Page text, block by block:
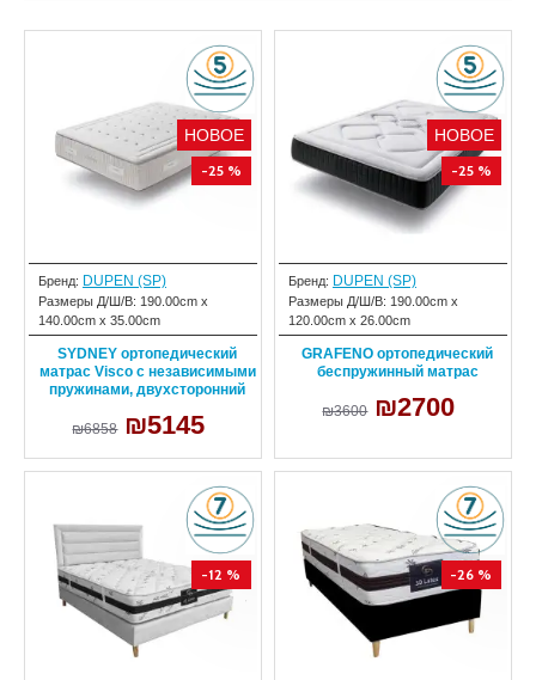
НОВОЕ
-25 %
Бренд: DUPEN (SP)
Размеры Д/Ш/В: 190.00cm x
140.00cm x 35.00cm
SYDNEY ортопедический
матрас Visco с независимыми
пружинами, двухсторонний
₪6858 ₪5145
НОВОЕ
-25 %
Бренд: DUPEN (SP)
Размеры Д/Ш/В: 190.00cm x
120.00cm x 26.00cm
GRAFENO ортопедический
беспружинный матрас
₪3600 ₪2700
-12 % -26 %